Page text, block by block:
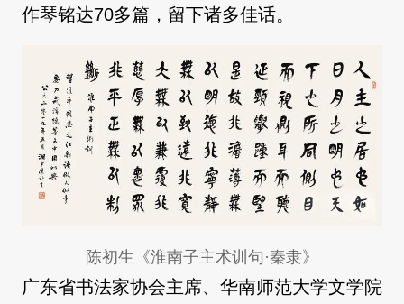
作琴铭达70多篇，留下诸多佳话。
陈初生《淮南子主术训句·秦隶》
广东省书法家协会主席、华南师范大学文学院